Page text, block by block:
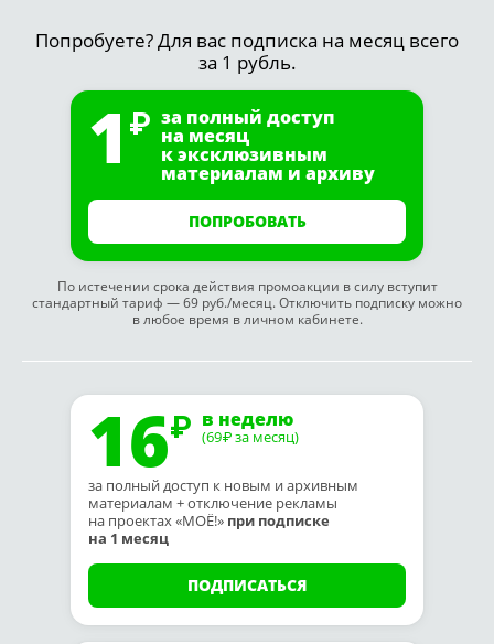
Попробуете? Для вас подписка на месяц всего
за 1 рубль.
1 за полный доступ
на месяц
к эксклюзивным
материалам и архиву
ПОПРОБОВАТЬ
По истечении срока действия промоакции в силу вступит
стандартный тариф — 69 руб./месяц. Отключить подписку можно
в любое время в личном кабинете.
16 в неделю
(69₽ за месяц)
за полный доступ к новым и архивным
материалам + отключение рекламы
на проектах «МОЁ!» при подписке
на 1 месяц
ПОДПИСАТЬСЯ